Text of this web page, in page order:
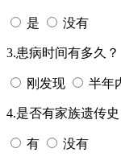
是 没有
3.患病时间有多久？
刚发现 半年
4.是否有家族遗传史
有 没有